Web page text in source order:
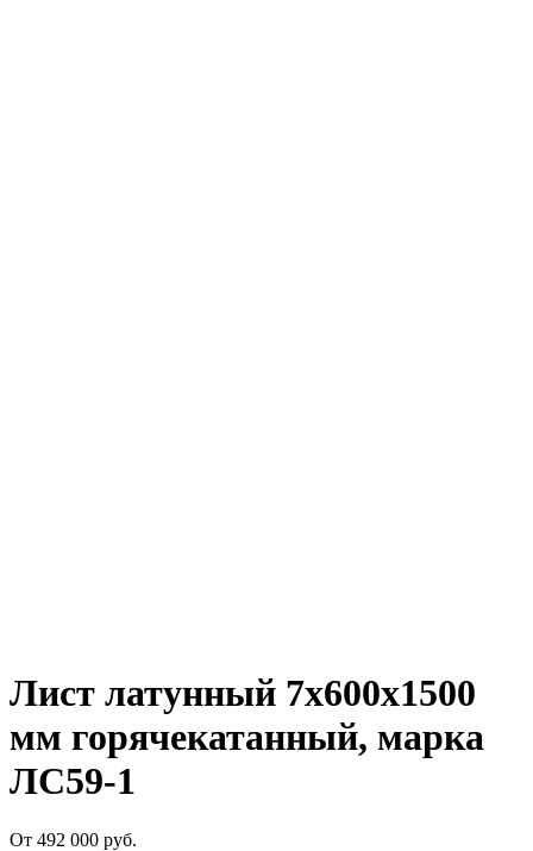
Лист латунный 7х600х1500
мм горячекатанный, марка
ЛС59-1
От 492 000 руб.